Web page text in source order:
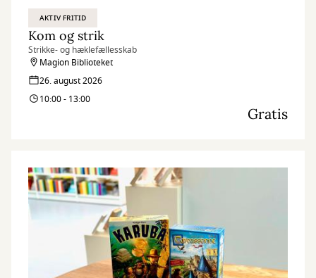
AKTIV FRITID
Kom og strik
Strikke- og hæklefællesskab
Magion Biblioteket
26. august 2026
10:00 - 13:00
Gratis